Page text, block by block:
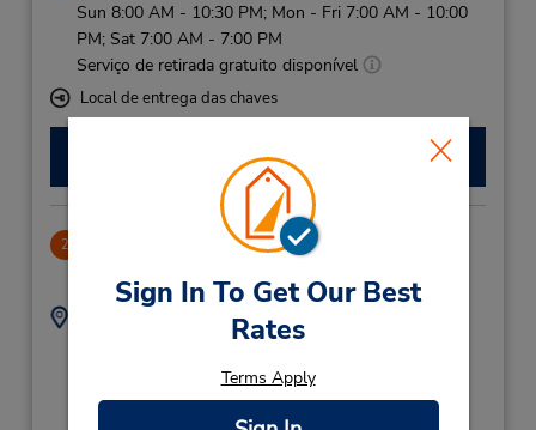
Sign In To Get Our Best
Rates
Terms Apply
Sun 8:00 AM - 10:30 PM; Mon - Fri 7:00 AM - 10:00
PM; Sat 7:00 AM - 7:00 PM
Serviço de retirada gratuito disponível
Local de entrega das chaves
Fazer uma reserva
2 Paris Montparnasse Railway Stn
Endereço:
Retour Parking Effia